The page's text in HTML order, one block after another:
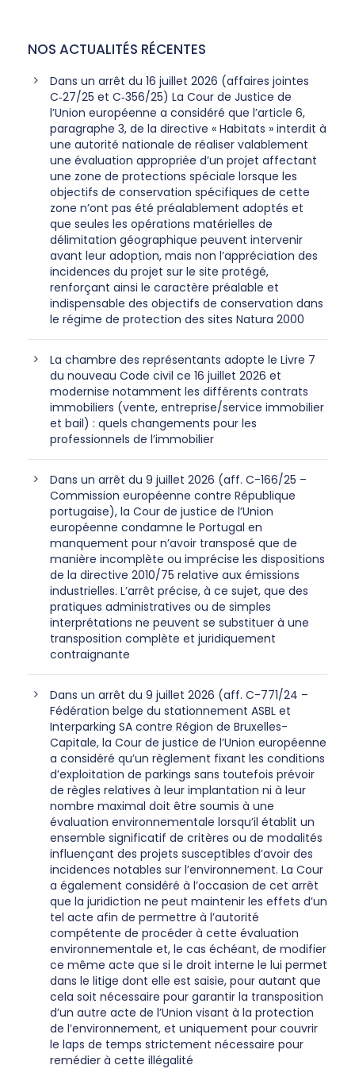
NOS ACTUALITÉS RÉCENTES
Dans un arrêt du 16 juillet 2026 (affaires jointes
C‑27/25 et C‑356/25) La Cour de Justice de
l’Union européenne a considéré que l’article 6,
paragraphe 3, de la directive « Habitats » interdit à
une autorité nationale de réaliser valablement
une évaluation appropriée d’un projet affectant
une zone de protections spéciale lorsque les
objectifs de conservation spécifiques de cette
zone n’ont pas été préalablement adoptés et
que seules les opérations matérielles de
délimitation géographique peuvent intervenir
avant leur adoption, mais non l’appréciation des
incidences du projet sur le site protégé,
renforçant ainsi le caractère préalable et
indispensable des objectifs de conservation dans
le régime de protection des sites Natura 2000
La chambre des représentants adopte le Livre 7
du nouveau Code civil ce 16 juillet 2026 et
modernise notamment les différents contrats
immobiliers (vente, entreprise/service immobilier
et bail) : quels changements pour les
professionnels de l’immobilier
Dans un arrêt du 9 juillet 2026 (aff. C-166/25 –
Commission européenne contre République
portugaise), la Cour de justice de l’Union
européenne condamne le Portugal en
manquement pour n’avoir transposé que de
manière incomplète ou imprécise les dispositions
de la directive 2010/75 relative aux émissions
industrielles. L’arrêt précise, à ce sujet, que des
pratiques administratives ou de simples
interprétations ne peuvent se substituer à une
transposition complète et juridiquement
contraignante
Dans un arrêt du 9 juillet 2026 (aff. C-771/24 –
Fédération belge du stationnement ASBL et
Interparking SA contre Région de Bruxelles-
Capitale, la Cour de justice de l’Union européenne
a considéré qu’un règlement fixant les conditions
d’exploitation de parkings sans toutefois prévoir
de règles relatives à leur implantation ni à leur
nombre maximal doit être soumis à une
évaluation environnementale lorsqu’il établit un
ensemble significatif de critères ou de modalités
influençant des projets susceptibles d’avoir des
incidences notables sur l’environnement. La Cour
a également considéré à l’occasion de cet arrêt
que la juridiction ne peut maintenir les effets d’un
tel acte afin de permettre à l’autorité
compétente de procéder à cette évaluation
environnementale et, le cas échéant, de modifier
ce même acte que si le droit interne le lui permet
dans le litige dont elle est saisie, pour autant que
cela soit nécessaire pour garantir la transposition
d’un autre acte de l’Union visant à la protection
de l’environnement, et uniquement pour couvrir
le laps de temps strictement nécessaire pour
remédier à cette illégalité